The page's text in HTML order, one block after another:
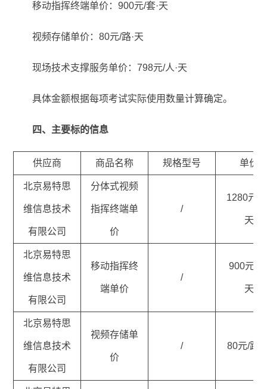
移动指挥终端单价：900元/套·天
视频存储单价：80元/路·天
现场技术支撑服务单价：798元/人·天
具体金额根据每项考试实际使用数量计算确定。
四、主要标的信息
供应商 商品名称 规格型号 单价
北京易特思
维信息技术
有限公司
分体式视频
指挥终端单
价
/
1280元/
天
北京易特思
维信息技术
有限公司
移动指挥终
端单价
/
900元/套
天
北京易特思
维信息技术
有限公司
视频存储单
价
/ 80元/路·